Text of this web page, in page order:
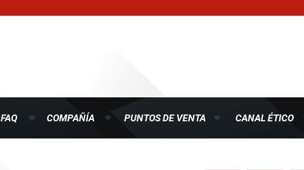
FAQ COMPAÑÍA PUNTOS DE VENTA CANAL ÉTICO